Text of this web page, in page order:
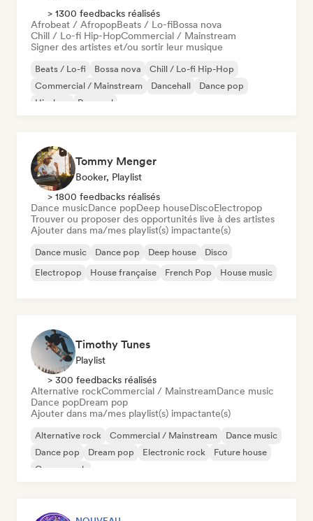
> 1300 feedbacks réalisés
Afrobeat / AfropopBeats / Lo-fiBossa nova
Chill / Lo-fi Hip-HopCommercial / Mainstream
Signer des artistes et/ou sortir leur musique
Beats / Lo-fi Bossa nova
Chill / Lo-fi Hip-Hop
Commercial / Mainstream
Dancehall
Dance pop
Hip-hop
Pop soul
Tommy Menger
Booker, Playlist
> 1800 feedbacks réalisés
Dance musicDance popDeep houseDiscoElectropop
Trouver ou proposer des opportunités live à des artistes
Ajouter dans ma/mes playlist(s) impactante(s)
Dance music Dance pop Deep house
Disco
Electropop
House française French Pop House music
Timothy Tunes
Playlist
> 300 feedbacks réalisés
Alternative rockCommercial / MainstreamDance music
Dance popDream pop
Ajouter dans ma/mes playlist(s) impactante(s)
Alternative rock Commercial / Mainstream
Dance music
Dance pop
Dream pop Electronic rock
Future house
Garage rock